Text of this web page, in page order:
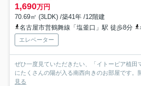
1,690万円
70.69㎡ (3LDK) /築41年 /12階建
名古屋市営鶴舞線「塩釜口」駅 徒歩8分
エレベーター
ぜひ一度見ていただきたい、「イトーピア植田
にたくさんの陽が入る南西向きのお部屋です。
見る